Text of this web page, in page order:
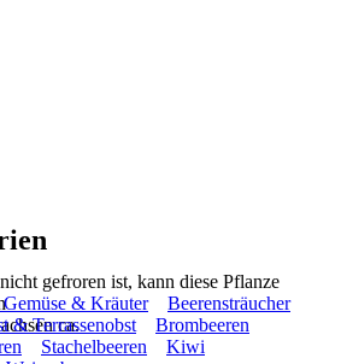
gefroren ist, kann diese Pflanze
ca.
Gemüse & Kräuter
Beerensträucher
& Terrassenobst
Brombeeren
Stachelbeeren
Kiwi